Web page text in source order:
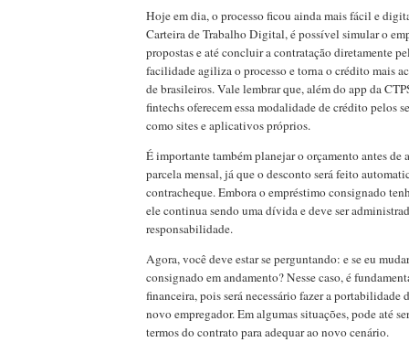
Hoje em dia, o processo ficou ainda mais fácil e
Carteira de Trabalho Digital, é possível simular o
propostas e até concluir a contratação diretamente
facilidade agiliza o processo e torna o crédito mais
de brasileiros. Vale lembrar que, além do app da
fintechs oferecem essa modalidade de crédito pelos
como sites e aplicativos próprios.
É importante também planejar o orçamento antes de
parcela mensal, já que o desconto será feito
contracheque. Embora o empréstimo consignado
ele continua sendo uma dívida e deve ser
responsabilidade.
Agora, você deve estar se perguntando: e se eu
consignado em andamento? Nesse caso, é
financeira, pois será necessário fazer a portabilidade
novo empregador. Em algumas situações, pode até
termos do contrato para adequar ao novo cenário.